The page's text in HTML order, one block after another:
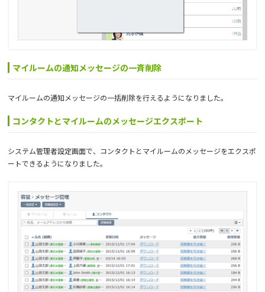
マイルームの通知メッセージの一斉削除
マイルームの通知メッセージの一括削除を行えるようになりました。
コンタクトとマイルームのメッセージエクスポート
システム管理者設定画面で、コンタクトとマイルームのメッセージをエクスポ
ートできるようになりました。